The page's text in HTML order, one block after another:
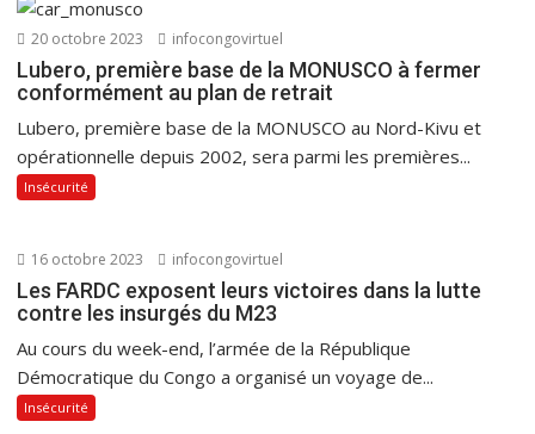
20 octobre 2023 infocongovirtuel
Lubero, première base de la MONUSCO à fermer
conformément au plan de retrait
Lubero, première base de la MONUSCO au Nord-Kivu et
opérationnelle depuis 2002, sera parmi les premières...
Insécurité
16 octobre 2023 infocongovirtuel
Les FARDC exposent leurs victoires dans la lutte
contre les insurgés du M23
Au cours du week-end, l’armée de la République
Démocratique du Congo a organisé un voyage de...
Insécurité